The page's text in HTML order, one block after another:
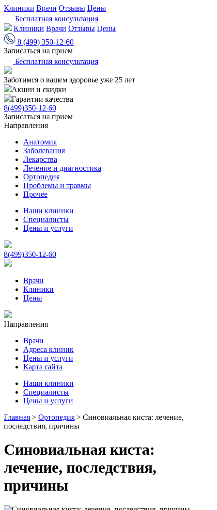
Клиники Врачи Отзывы Цены
Бесплатная консультация
Клиники Врачи Отзывы Цены
8 (499) 350-12-60
Записаться на прием
Бесплатная консультация
Заботимся о вашем здоровье уже 25 лет
Акции и скидки
Гарантии качества
8(499)350-12-60
Записаться на прием
Направления
Анатомия
Заболевания
Лекарства
Лечение и диагностика
Ортопедия
Проблемы и травмы
Прочее
Наши клиники
Специалисты
Цены и услуги
8(499)350-12-60
Врачи
Клиники
Цены
Направления
Врачи
Адреса клиник
Цены и услуги
Карта сайта
Наши клиники
Специалисты
Цены и услуги
Главная > Ортопедия > Синовиальная киста: лечение,
последствия, причины
Синовиальная киста:
лечение, последствия,
причины